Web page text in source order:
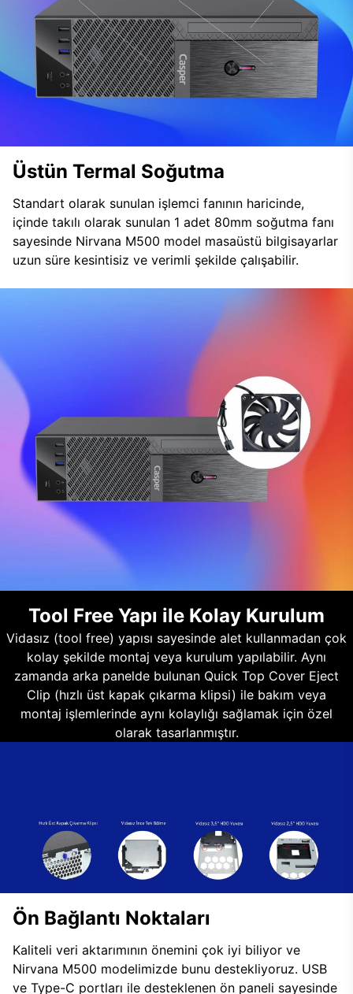
Üstün Termal Soğutma
Standart olarak sunulan işlemci fanının haricinde,
içinde takılı olarak sunulan 1 adet 80mm soğutma fanı
sayesinde Nirvana M500 model masaüstü bilgisayarlar
uzun süre kesintisiz ve verimli şekilde çalışabilir.
Tool Free Yapı ile Kolay Kurulum
Vidasız (tool free) yapısı sayesinde alet kullanmadan çok
kolay şekilde montaj veya kurulum yapılabilir. Aynı
zamanda arka panelde bulunan Quick Top Cover Eject
Clip (hızlı üst kapak çıkarma klipsi) ile bakım veya
montaj işlemlerinde aynı kolaylığı sağlamak için özel
olarak tasarlanmıştır.
Ön Bağlantı Noktaları
Kaliteli veri aktarımının önemini çok iyi biliyor ve
Nirvana M500 modelimizde bunu destekliyoruz. USB
ve Type-C portları ile desteklenen ön paneli sayesinde